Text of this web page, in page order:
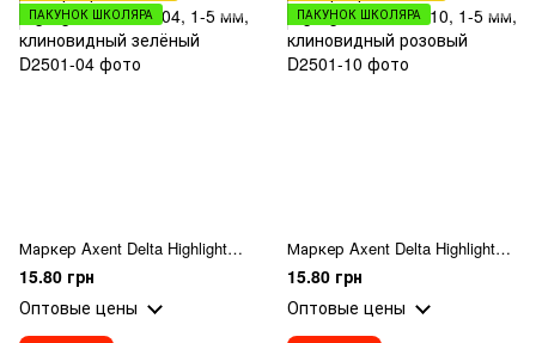
ПАКУНОК ШКОЛЯРА
Маркер Axent Delta Highlighter D2501-04, 1-5 мм, клиновидный зелёный
15.80 грн
Оптовые цены
ПАКУНОК ШКОЛЯРА
Маркер Axent Delta Highlighter D2501-10, 1-5 мм, клиновидный розовый
15.80 грн
Оптовые цены